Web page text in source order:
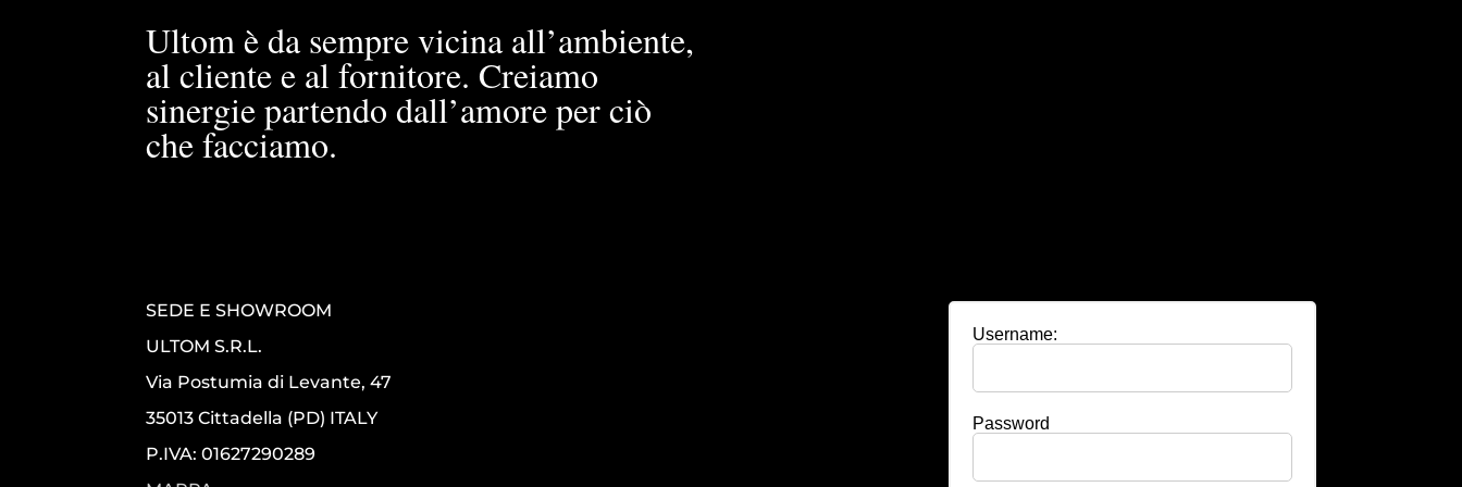
Ultom è da sempre vicina all’ambiente,
al cliente e al fornitore. Creiamo
sinergie partendo dall’amore per ciò
che facciamo.
SEDE E SHOWROOM
ULTOM S.R.L.
Via Postumia di Levante, 47
35013 Cittadella (PD) ITALY
P.IVA: 01627290289
Username:
Password